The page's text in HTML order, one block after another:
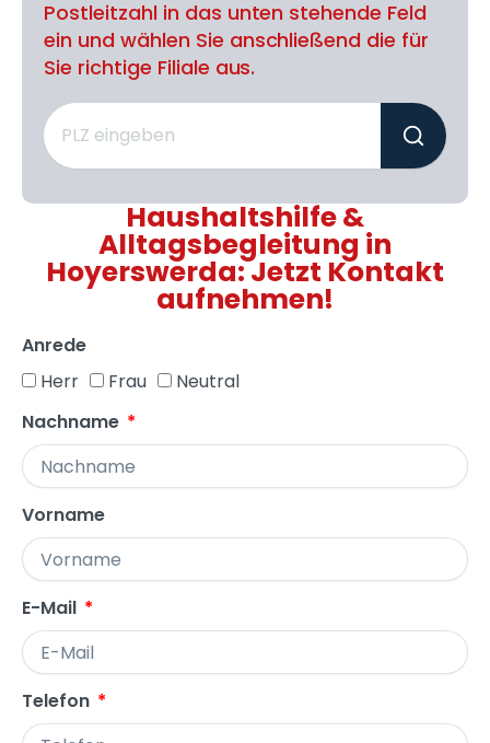
Postleitzahl in das unten stehende Feld
ein und wählen Sie anschließend die für
Sie richtige Filiale aus.
Haushaltshilfe &
Alltagsbegleitung in
Hoyerswerda: Jetzt Kontakt
aufnehmen!
Anrede
Herr
Frau
Neutral
Nachname
Vorname
E-Mail
Telefon